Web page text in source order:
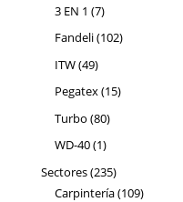
productos
3 EN 1 77
productos
Fandeli 102102
ITW 4949
productos
Pegatex 1515
Turbo 8080
productos
WD-40 11
producto
Sectores 235235
productos
Carpintería 109109